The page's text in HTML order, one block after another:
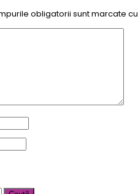
obligatorii sunt marcate cu